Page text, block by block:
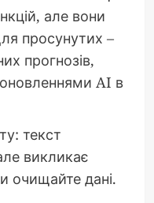
але вони
просунутих –
прогнозів,
AI в
текст
викликає
очищайте дані.